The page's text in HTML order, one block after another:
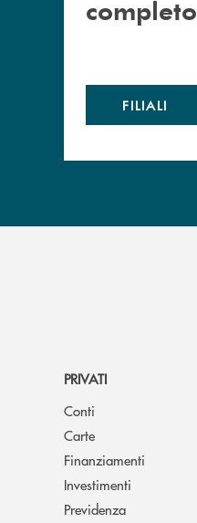
completo
FILIALI
PRIVATI
Conti
Carte
Finanziamenti
Investimenti
Previdenza